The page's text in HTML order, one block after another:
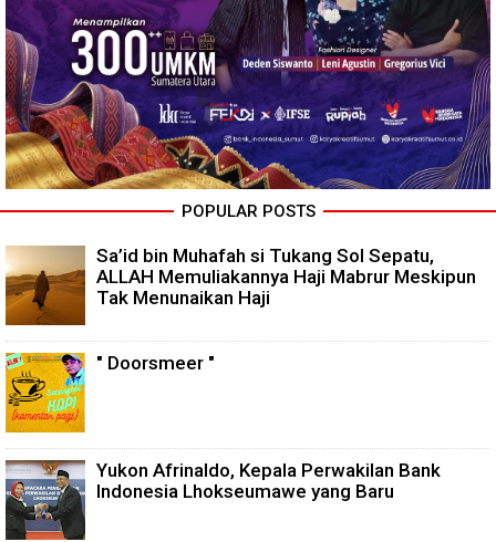
POPULAR POSTS
Sa’id bin Muhafah si Tukang Sol Sepatu,
ALLAH Memuliakannya Haji Mabrur Meskipun
Tak Menunaikan Haji
" Doorsmeer "
Yukon Afrinaldo, Kepala Perwakilan Bank
Indonesia Lhokseumawe yang Baru